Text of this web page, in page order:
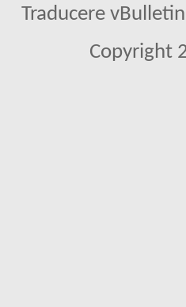
Traducere
Copyright